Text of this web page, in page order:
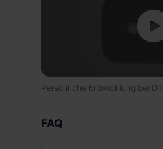
Zuschuss für
Persönliche Entwicklung bei
FAQ